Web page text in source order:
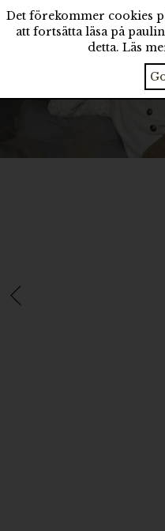
Det förekommer cookies
att fortsätta läsa på
detta. Läs